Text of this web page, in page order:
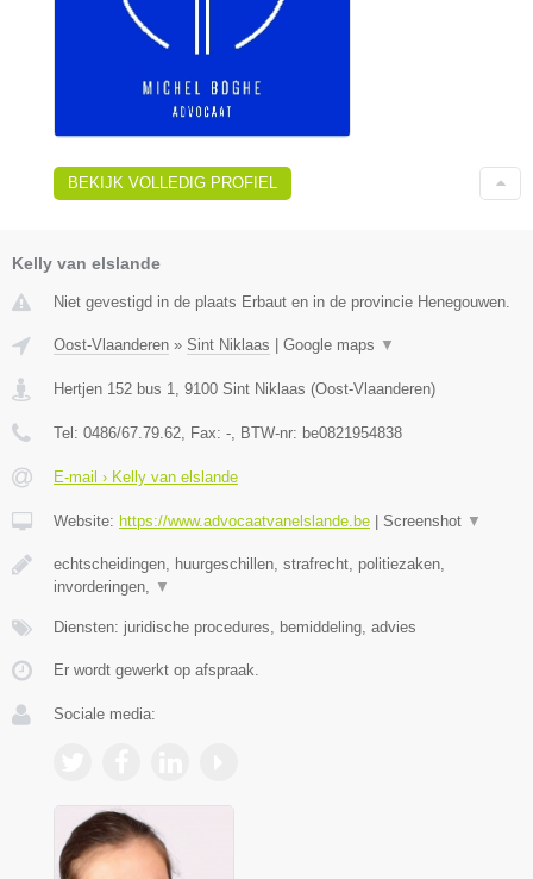
BEKIJK VOLLEDIG PROFIEL
Kelly van elslande
Niet gevestigd in de plaats Erbaut en in de provincie Henegouwen.
Oost-Vlaanderen » Sint Niklaas Google maps ▼
Hertjen 152 bus 1, 9100 Sint Niklaas (Oost-Vlaanderen)
Tel: 0486/67.79.62, Fax: -, BTW-nr: be0821954838
E-mail › Kelly van elslande
Website: https://www.advocaatvanelslande.be Screenshot ▼
echtscheidingen, huurgeschillen, strafrecht, politiezaken,
invorderingen, ▼
Diensten: juridische procedures, bemiddeling, advies
Er wordt gewerkt op afspraak.
Sociale media: